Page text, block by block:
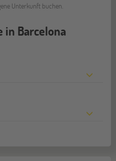
Unterkunft buchen.
Barcelona